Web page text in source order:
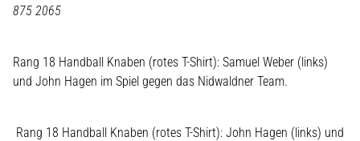
875 2065
Rang 18 Handball Knaben (rotes T-Shirt): Samuel Weber (links)
und John Hagen im Spiel gegen das Nidwaldner Team.
Rang 18 Handball Knaben (rotes T-Shirt): John Hagen (links) und